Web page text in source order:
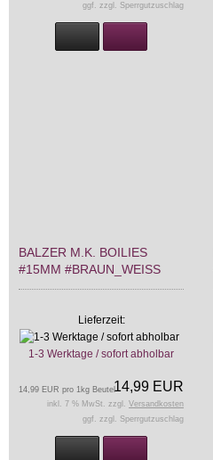
ggf. zzgl. Sperrgutzuschlag
BALZER M.K. BOILIES
#15MM #BRAUN_WEISS
Lieferzeit:
1-3 Werktage / sofort abholbar
14,99 EUR
14,99 EUR pro 1kg Beutel
inkl. 7 % MwSt. zzgl. Versandkosten
ggf. zzgl. Sperrgutzuschlag